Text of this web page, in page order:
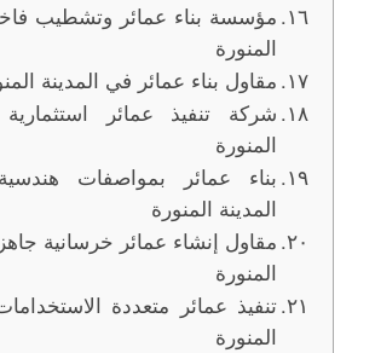
مؤسسة بناء عمائر وتشطيب
المنورة
مقاول بناء عمائر في المدينة
شركة تنفيذ عمائر
المنورة
بناء عمائر بمواصفات
المدينة المنورة
مقاول إنشاء عمائر خرسانية
المنورة
تنفيذ عمائر متعددة
المنورة